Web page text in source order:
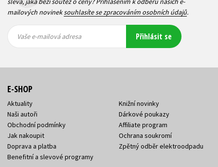
mailových novineksouhlasíte se zpracováním osobních údajů.
mailová
mailová
Vaše e-mailová adresa Přihlásit se
E-SHOP
Aktuality
Naši autoři
Obchodní podmínky
Jak nakoupit
Doprava a platba
Benefitní a slevové programy
Knižní novinky
Dárkové poukazy
Affiliate program
Ochrana soukromí
Zpětný odběr elektroodpadu